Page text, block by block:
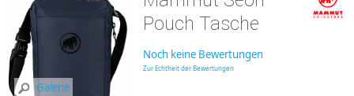
Entdecken
Galerie
Pouch Tasche
Noch keine Bewertungen
Zur Echtheit der Bewertungen